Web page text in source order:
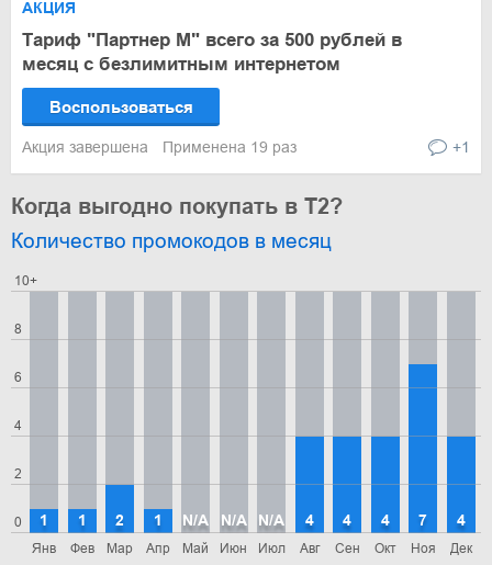
АКЦИЯ
Тариф "Партнер М" всего за 500 рублей в
месяц с безлимитным интернетом
Воспользоваться
Акция завершена Применена 19 раз +1
Когда выгодно покупать в T2?
Количество промокодов в месяц
0
2
4
6
8
10+
Янв
1
Фев
1
Мар
2
Апр
1
Май
N/A
Июн
N/A
Июл
N/A
Авг
4
Сен
4
Окт
4
Ноя
7
Дек
4